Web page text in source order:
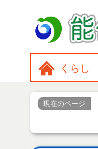
くらし
現在のページ